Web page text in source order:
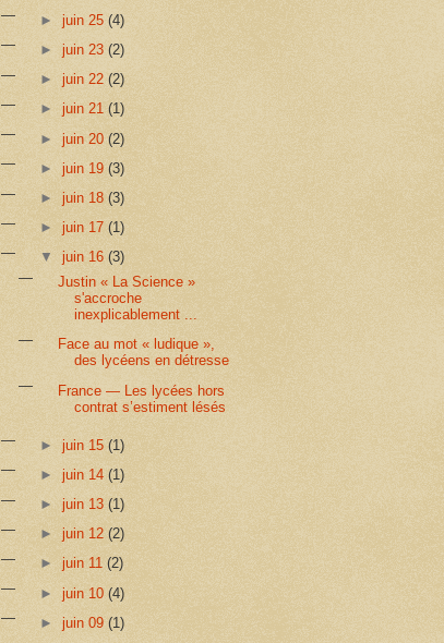
► juin 25 (4)
► juin 23 (2)
► juin 22 (2)
► juin 21 (1)
► juin 20 (2)
► juin 19 (3)
► juin 18 (3)
► juin 17 (1)
▼ juin 16 (3)
Justin « La Science »
s'accroche
inexplicablement ...
Face au mot « ludique »,
des lycéens en détresse
France — Les lycées hors
contrat s’estiment lésés
► juin 15 (1)
► juin 14 (1)
► juin 13 (1)
► juin 12 (2)
► juin 11 (2)
► juin 10 (4)
► juin 09 (1)